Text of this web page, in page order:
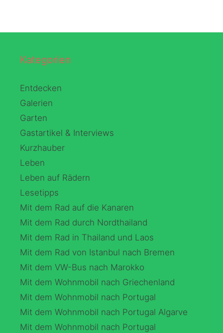
Kategorien
Entdecken
Galerien
Garten
Gastartikel & Interviews
Kurzhauber
Leben
Leben auf Rädern
Lesetipps
Mit dem Rad auf die Kanaren
Mit dem Rad durch Nordthailand
Mit dem Rad in Thailand und Laos
Mit dem Rad von Istanbul nach Bremen
Mit dem VW-Bus nach Marokko
Mit dem Wohnmobil nach Griechenland
Mit dem Wohnmobil nach Portugal
Mit dem Wohnmobil nach Portugal Algarve
Mit dem Wohnmobil nach Portugal